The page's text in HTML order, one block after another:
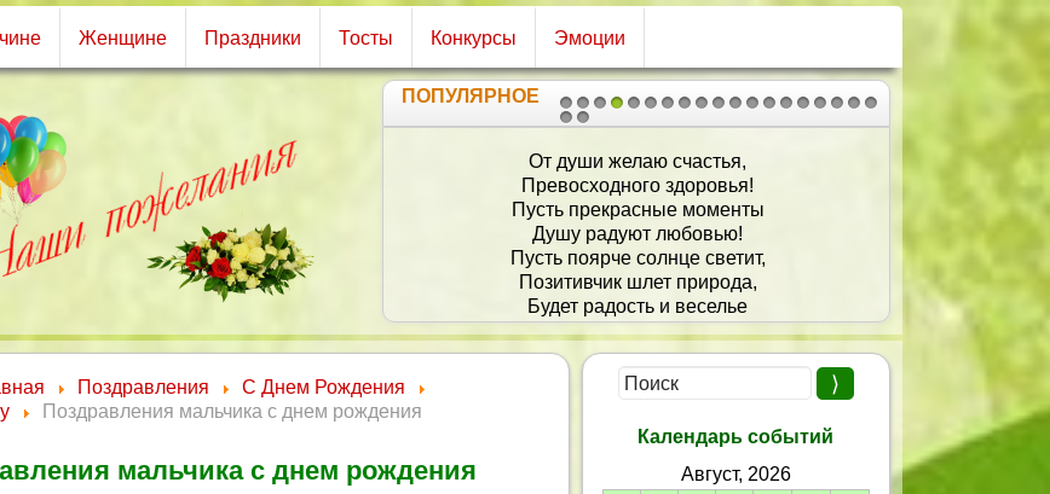
Женщине Праздники Тосты Конкурсы Эмоции
1 2
2021
ПОПУЛЯРНОЕ
От души желаю счастья,
Превосходного здоровья!
Пусть прекрасные моменты
Душу радуют любовью!
Пусть поярче солнце светит,
Позитивчик шлет природа,
Будет радость и веселье
В душе - майская погода!
Поздравления
С Днем Рождения
Поздравления мальчика с днем рождения
мальчика с днем рождения
Календарь событий
Август, 2026